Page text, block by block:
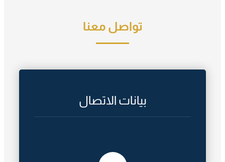
بيانات الاتصال
تواصل معنا